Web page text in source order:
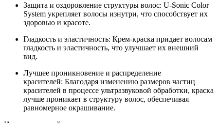
Защита и оздоровление структуры волос: U-Sonic Color
System укрепляет волосы изнутри, что способствует их
здоровью и красоте.
Гладкость и эластичность: Крем-краска придает волосам
гладкость и эластичность, что улучшает их внешний
вид.
Лучшее проникновение и распределение
красителей: Благодаря изменению размеров частиц
красителей в процессе ультразвуковой обработки, краска
лучше проникает в структуру волос, обеспечивая
равномерное окрашивание.